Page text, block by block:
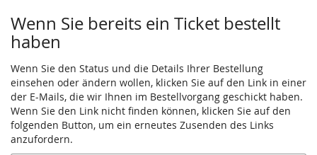
Wenn Sie bereits ein Ticket bestellt
haben
Wenn Sie den Status und die Details Ihrer Bestellung
einsehen oder ändern wollen, klicken Sie auf den Link in einer
der E-Mails, die wir Ihnen im Bestellvorgang geschickt haben.
Wenn Sie den Link nicht finden können, klicken Sie auf den
folgenden Button, um ein erneutes Zusenden des Links
anzufordern.